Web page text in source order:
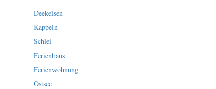
Deekelsen
Kappeln
Schlei
Ferienhaus
Ferienwohnung
Ostsee